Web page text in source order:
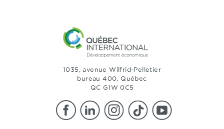
1035, avenue Wilfrid-Pelletier
bureau 400, Québec
QC G1W 0C5